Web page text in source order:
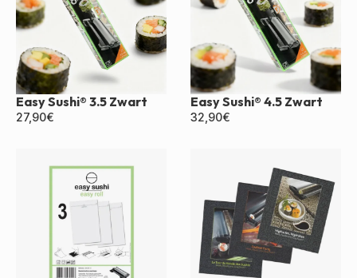
Easy Sushi® 3.5 Zwart
27,90€
Easy Sushi® 4.5 Zwart
32,90€